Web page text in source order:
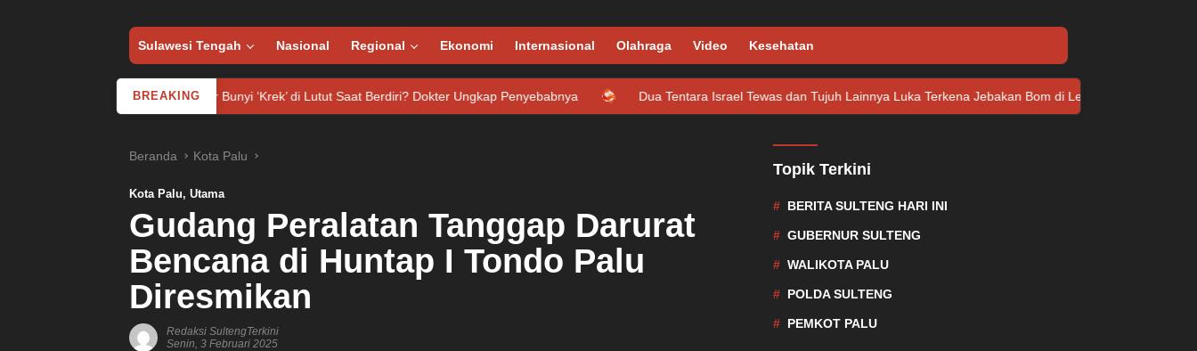
Sulawesi Tengah Nasional Regional Ekonomi Internasional Olahraga Video Kesehatan
BREAKING
Pernah Dengar Bunyi ‘Krek’ di Lutut Saat Berdiri? Dokter Ungkap Penyebabnya Dua Tentara Israel Tewas dan Tujuh Lainnya Luka Terkena Jebakan Bom di Lebanon McDonald’s
Beranda Kota Palu
Kota Palu, Utama
Gudang Peralatan Tanggap Darurat
Bencana di Huntap I Tondo Palu
Diresmikan
Redaksi SultengTerkini
Senin, 3 Februari 2025
Topik Terkini
BERITA SULTENG HARI INI
GUBERNUR SULTENG
WALIKOTA PALU
POLDA SULTENG
PEMKOT PALU